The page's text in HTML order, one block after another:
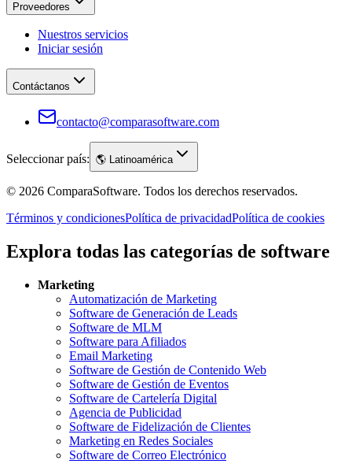
Proveedores
Nuestros servicios
Iniciar sesión
Contáctanos
contacto@comparasoftware.com
Seleccionar país: 🌎 Latinoamérica
© 2026 ComparaSoftware. Todos los derechos reservados.
Términos y condicionesPolítica de privacidadPolítica de cookies
Explora todas las categorías de software
Marketing
Automatización de Marketing
Software de Generación de Leads
Software de MLM
Software para Afiliados
Email Marketing
Software de Gestión de Contenido Web
Software de Gestión de Eventos
Software de Cartelería Digital
Agencia de Publicidad
Software de Fidelización de Clientes
Marketing en Redes Sociales
Software de Correo Electrónico